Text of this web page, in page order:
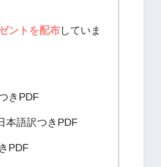
ントを配布していま
きPDF
本語訳つきPDF
PDF